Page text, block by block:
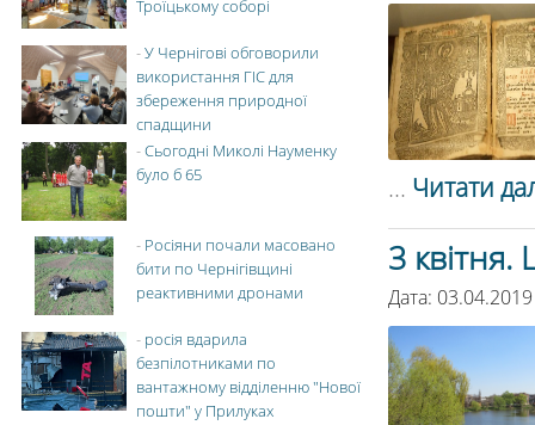
... Читати
3 квітня.
Дата:
Троїцькому соборі
-У Чернігові обговорили
використання ГІС для
збереження природної
спадщини
-Сьогодні Миколі Науменку
було б 65
- Росіяни почали масовано
бити по Чернігівщині
реактивними дронами
- росія вдарила
безпілотниками по
вантажному відділенню "Нової
пошти" у Прилуках